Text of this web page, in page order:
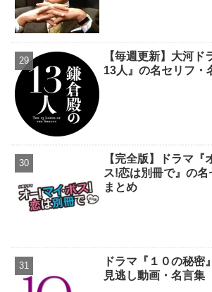
【毎週更新】大河ド
13人』の名セリフ・
【完全版】ドラマ『
ス!恋は別冊で』の
まとめ
ドラマ『１０の秘密
見逃し動画・名言集